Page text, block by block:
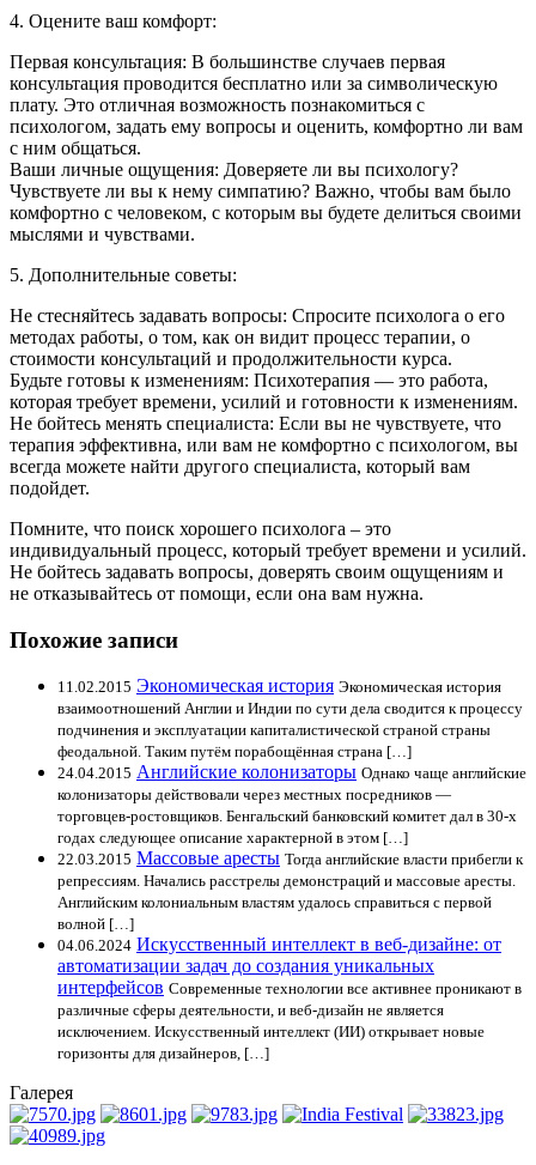
4. Оцените ваш комфорт:
Первая консультация: В большинстве случаев первая
консультация проводится бесплатно или за символическую
плату. Это отличная возможность познакомиться с
психологом, задать ему вопросы и оценить, комфортно ли вам
с ним общаться.
Ваши личные ощущения: Доверяете ли вы психологу?
Чувствуете ли вы к нему симпатию? Важно, чтобы вам было
комфортно с человеком, с которым вы будете делиться своими
мыслями и чувствами.
5. Дополнительные советы:
Не стесняйтесь задавать вопросы: Спросите психолога о его
методах работы, о том, как он видит процесс терапии, о
стоимости консультаций и продолжительности курса.
Будьте готовы к изменениям: Психотерапия — это работа,
которая требует времени, усилий и готовности к изменениям.
Не бойтесь менять специалиста: Если вы не чувствуете, что
терапия эффективна, или вам не комфортно с психологом, вы
всегда можете найти другого специалиста, который вам
подойдет.
Помните, что поиск хорошего психолога – это
индивидуальный процесс, который требует времени и усилий.
Не бойтесь задавать вопросы, доверять своим ощущениям и
не отказывайтесь от помощи, если она вам нужна.
Похожие записи
11.02.2015 Экономическая история Экономическая история
взаимоотношений Англии и Индии по сути дела сводится к процессу
подчинения и эксплуатации капиталистической страной страны
феодальной. Таким путём порабощённая страна […]
24.04.2015 Английские колонизаторы Однако чаще английские
колонизаторы действовали через местных посредников —
торговцев-ростовщиков. Бенгальский банковский комитет дал в 30-х
годах следующее описание характерной в этом […]
22.03.2015 Массовые аресты Тогда английские власти прибегли к
репрессиям. Начались расстрелы демонстраций и массовые аресты.
Английским колониальным властям удалось справиться с первой
волной […]
04.06.2024 Искусственный интеллект в веб-дизайне: от
автоматизации задач до создания уникальных
интерфейсов Современные технологии все активнее проникают в
различные сферы деятельности, и веб-дизайн не является
исключением. Искусственный интеллект (ИИ) открывает новые
горизонты для дизайнеров, […]
Галерея